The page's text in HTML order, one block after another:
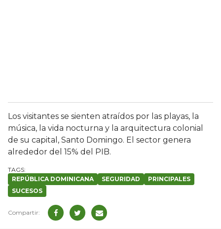
Los visitantes se sienten atraídos por las playas, la
música, la vida nocturna y la arquitectura colonial
de su capital, Santo Domingo. El sector genera
alrededor del 15% del PIB.
REPÚBLICA DOMINICANA SEGURIDAD
PRINCIPALES
SUCESOS